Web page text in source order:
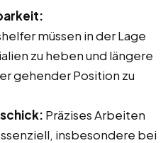
müssen in der Lage
zu heben und längere
gehender Position zu
Präzises Arbeiten
insbesondere bei